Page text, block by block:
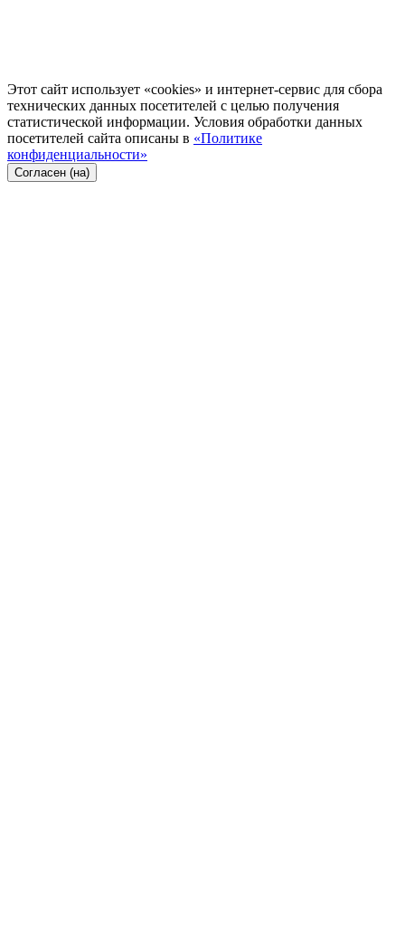
Этот сайт использует «cookies» и интернет-сервис для сбора
технических данных посетителей с целью получения
статистической информации. Условия обработки данных
посетителей сайта описаны в «Политике
конфиденциальности»
Согласен (на)